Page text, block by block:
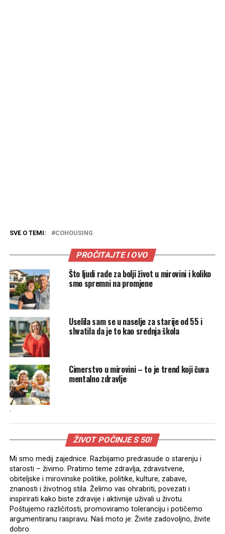
SVE O TEMI: COHOUSING
PROČITAJTE I OVO
Što ljudi rade za bolji život u mirovini i koliko
smo spremni na promjene
Uselila sam se u naselje za starije od 55 i
shvatila da je to kao srednja škola
Cimerstvo u mirovini – to je trend koji čuva
mentalno zdravlje
.
ŽIVOT POČINJE S 50!
Mi smo medij zajednice. Razbijamo predrasude o starenju i
starosti – živimo. Pratimo teme zdravlja, zdravstvene,
obiteljske i mirovinske politike, politike, kulture, zabave,
znanosti i životnog stila. Želimo vas ohrabriti, povezati i
inspirirati kako biste zdravije i aktivnije uživali u životu.
Poštujemo različitosti, promoviramo toleranciju i potičemo
argumentiranu raspravu. Naš moto je: Živite zadovoljno, živite
dobro.